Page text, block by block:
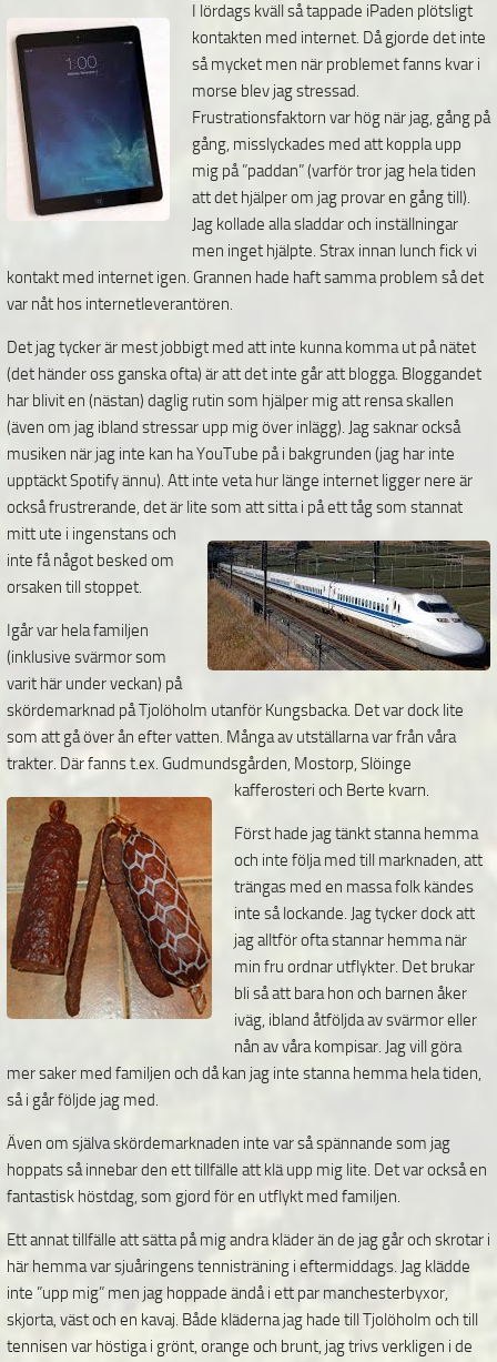
I lördags kväll så tappade iPaden plötsligt
kontakten med internet. Då gjorde det inte
så mycket men när problemet fanns kvar i
morse blev jag stressad.
Frustrationsfaktorn var hög när jag, gång på
gång, misslyckades med att koppla upp
mig på ”paddan” (varför tror jag hela tiden
att det hjälper om jag provar en gång till).
Jag kollade alla sladdar och inställningar
men inget hjälpte. Strax innan lunch fick vi
kontakt med internet igen. Grannen hade haft samma problem så det
var nåt hos internetleverantören.
Det jag tycker är mest jobbigt med att inte kunna komma ut på nätet
(det händer oss ganska ofta) är att det inte går att blogga. Bloggandet
har blivit en (nästan) daglig rutin som hjälper mig att rensa skallen
(även om jag ibland stressar upp mig över inlägg). Jag saknar också
musiken när jag inte kan ha YouTube på i bakgrunden (jag har inte
upptäckt Spotify ännu). Att inte veta hur länge internet ligger nere är
också frustrerande, det är lite som att sitta i på ett tågsom stannat
mitt ute i ingenstans och
inte få något besked om
orsaken till stoppet.
Igår var hela familjen
(inklusive svärmor som
varit här under veckan) på
skördemarknad på Tjolöholm utanför Kungsbacka. Det var dock lite
som att gå över ån efter vatten. Många av utställarna var från våra
trakter. Där fanns t.ex. Gudmundsgården, Mostorp, Slöinge
kafferosteri och Berte kvarn.
Först hade jag tänkt stanna hemma
och inte följa med till marknaden, att
trängas med en massa folk kändes
inte så lockande. Jag tycker dock att
jag alltför ofta stannar hemma när
min fru ordnar utflykter. Det brukar
bli så att bara hon och barnen åker
iväg, ibland åtföljda av svärmor eller
nån av våra kompisar. Jag vill göra
mer saker med familjen och då kan jag inte stanna hemma hela tiden,
så i går följde jag med.
Även om själva skördemarknaden inte var så spännande som jag
hoppats så innebar den ett tillfälle att klä upp mig lite. Det var också en
fantastisk höstdag, som gjord för en utflykt med familjen.
Ett annat tillfälle att sätta på mig andra kläder än de jag går och skrotar i
här hemma var sjuåringens tennisträning i eftermiddags. Jag klädde
inte ”upp mig” men jag hoppade ändå i ett par manchesterbyxor,
skjorta, väst och en kavaj. Både kläderna jag hade till Tjolöholm och till
tennisen var höstiga i grönt, orange och brunt, jag trivs verkligen i de